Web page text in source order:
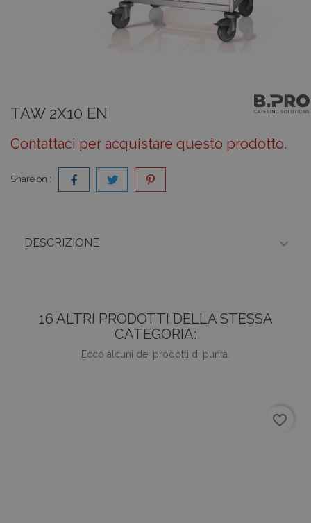
TAW 2X10 EN
Contattaci per acquistare questo prodotto.
Share on :
DESCRIZIONE 
16 ALTRI PRODOTTI DELLA STESSA
CATEGORIA:
Ecco alcuni dei prodotti di punta.
favorite_border